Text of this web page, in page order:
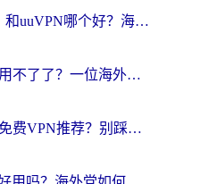
MalusVPN好用吗？和uuVPN哪个好？海外党无缝访问国内资源的真实对比与选择指南
归雁加速器为什么用不了了？一位海外游子的真实困惑与技术解答
海外党必看：回国免费VPN推荐？别踩坑！教你选对加速器无缝刷国内资源